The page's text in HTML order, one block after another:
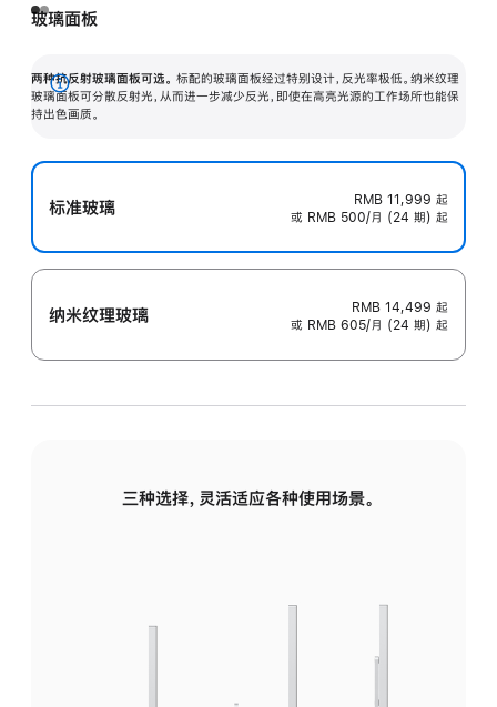
玻璃面板
两种抗反射玻璃面板可选。 标配的玻璃面板经过特别设计，反光率极低。纳米纹理
玻璃面板可分散反射光，从而进一步减少反光，即使在高亮光源的工作场所也能保
持出色画质。
展
开
标准玻璃 RMB 11,999 起
或 RMB 500/月 (24 期) 起
纳米纹理玻璃 RMB 14,499 起
或 RMB 605/月 (24 期) 起
三种选择，灵活适应各种使用场景。